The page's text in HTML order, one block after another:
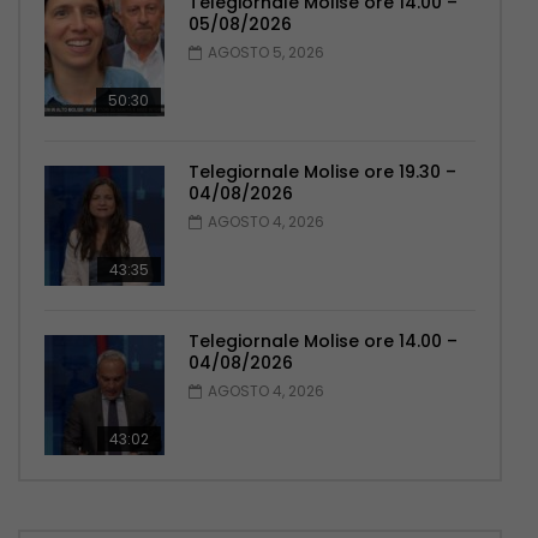
50:30
05/08/2026
AGOSTO 5, 2026
43:35
Telegiornale Molise ore 19.30 –
04/08/2026
AGOSTO 4, 2026
43:02
Telegiornale Molise ore 14.00 –
04/08/2026
AGOSTO 4, 2026